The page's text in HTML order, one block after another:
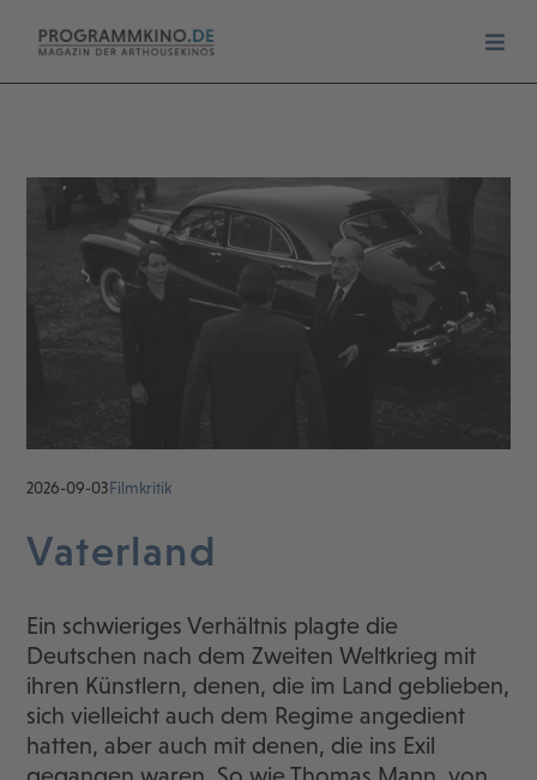
2026-09-03Filmkritik
Vaterland
Ein schwieriges Verhältnis plagte die
Deutschen nach dem Zweiten Weltkrieg mit
ihren Künstlern, denen, die im Land geblieben,
sich vielleicht auch dem Regime angedient
hatten, aber auch mit denen, die ins Exil